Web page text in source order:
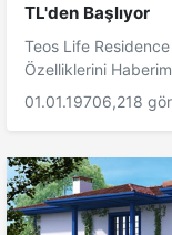
TL'den Başlıyor
Teos Life
Özelliklerini
01.01.19706,218